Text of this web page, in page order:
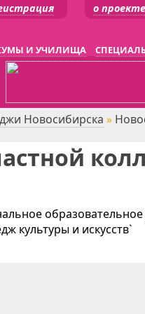
о проекте
И УЧИЛИЩА
Новосибирска »
культуры и искусств`